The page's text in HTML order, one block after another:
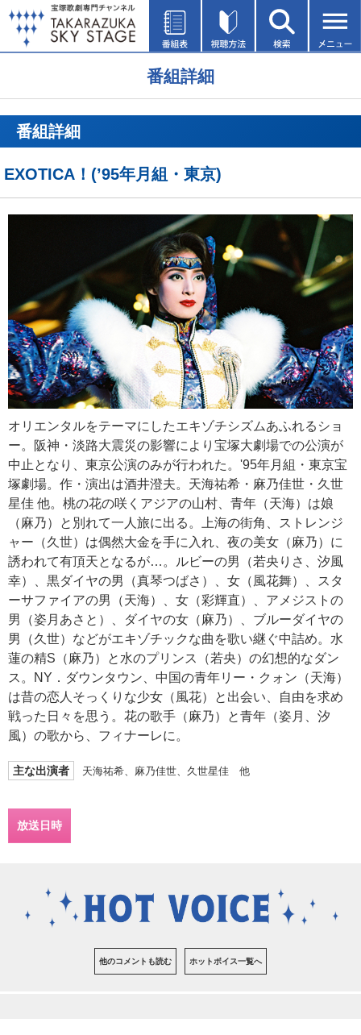
番組詳細
番組詳細
EXOTICA！(’95年月組・東京)
オリエンタルをテーマにしたエキゾチシズムあふれるショ
ー。阪神・淡路大震災の影響により宝塚大劇場での公演が
中止となり、東京公演のみが行われた。'95年月組・東京宝
塚劇場。作・演出は酒井澄夫。天海祐希・麻乃佳世・久世
星佳 他。桃の花の咲くアジアの山村、青年（天海）は娘
（麻乃）と別れて一人旅に出る。上海の街角、ストレンジ
ャー（久世）は偶然大金を手に入れ、夜の美女（麻乃）に
誘われて有頂天となるが…。ルビーの男（若央りさ、汐風
幸）、黒ダイヤの男（真琴つばさ）、女（風花舞）、スタ
ーサファイアの男（天海）、女（彩輝直）、アメジストの
男（姿月あさと）、ダイヤの女（麻乃）、ブルーダイヤの
男（久世）などがエキゾチックな曲を歌い継ぐ中詰め。水
蓮の精S（麻乃）と水のプリンス（若央）の幻想的なダン
ス。NY．ダウンタウン、中国の青年リー・クォン（天海）
は昔の恋人そっくりな少女（風花）と出会い、自由を求め
戦った日々を思う。花の歌手（麻乃）と青年（姿月、汐
風）の歌から、フィナーレに。
主な出演者 天海祐希、麻乃佳世、久世星佳 他
放送日時
他のコメントも読む ホットボイス一覧へ